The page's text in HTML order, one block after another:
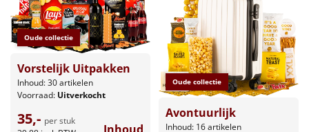
Oude collectie
Vorstelijk Uitpakken
Inhoud: 30 artikelen
Voorraad: Uitverkocht
35,- per stuk
Oude collectie
Avontuurlijk
Inhoud: 16 artikelen